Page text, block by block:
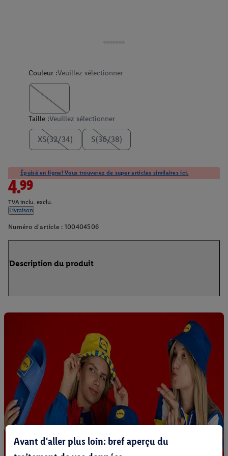
Couleur :Veuillez sélectionner
Taille :Veuillez sélectionner
XS(32/34) S(36/38)
Épuisé en ligne! Vous trouverez de super articles similaires ici.
4.99
TVA inclu. exclu.
Livraison
Numéro d'article : 100404506
Description du produit
Avant d'aller plus loin: bref aperçu du